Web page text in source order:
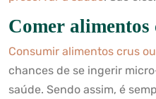
Comer alimentos
Consumir alimentos crus
chances de se ingerir
saúde. Sendo assim, é